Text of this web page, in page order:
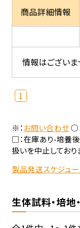
商品詳細情報
情報はございま
1
※：お問い合わせ○
□：在庫あり-培養
扱いを中止しており
製品発送スケジュ
生体試料・培地